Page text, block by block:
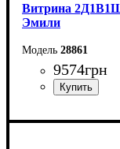
Витрина
Эмили
28861
9574грн
Ширина: 105,6 см